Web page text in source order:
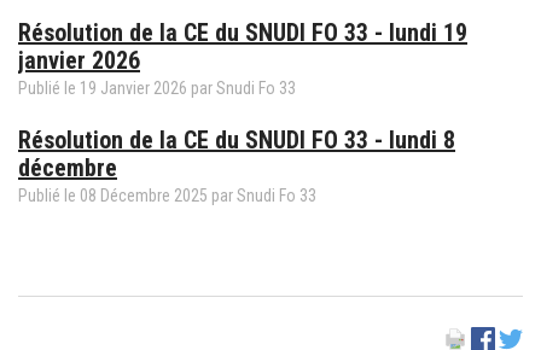
Résolution de la CE du SNUDI FO 33 - lundi 19
janvier 2026
Publié le 19 Janvier 2026 parSnudi Fo 33
Résolution de la CE du SNUDI FO 33 - lundi 8
décembre
Publié le 08 Décembre 2025 parSnudi Fo 33